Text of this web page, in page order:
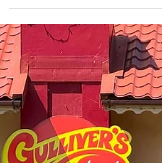
aus dem Alltag entführen möchte. Im Kölner
COLONEUM der MMC Studios verschmelzen
Licht, Klang, Projektionen, Virtual Reality und
interaktive Installationen zu einem Erlebnis, bei
dem die Gäste selbst Teil der Inszenierung
werden. Bis 01. November 2026 ist ist diese
Wanderausstellung noch in